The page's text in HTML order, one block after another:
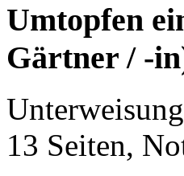
Umtopfen
Gärtner / -
13 Seiten,